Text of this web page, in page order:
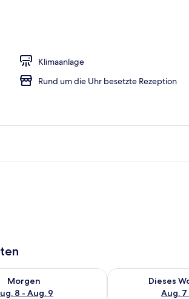
Klimaanlage
Rund um die Uhr besetzte Rezeption
Aug. 8.
Morgen
8 - Aug. 9
für morgen, Aug. 8 - Aug. 9.
Dieses
Aug. 7
Überprüfe die